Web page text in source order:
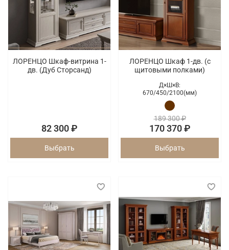
ЛОРЕНЦО Шкаф-витрина 1-
дв. (Дуб Сторсанд)
82 300 ₽
Выбрать
ЛОРЕНЦО Шкаф 1-дв. (с
щитовыми полками)
Д×Ш×В:
670/450/2100(мм)
189 300 ₽
170 370 ₽
Выбрать